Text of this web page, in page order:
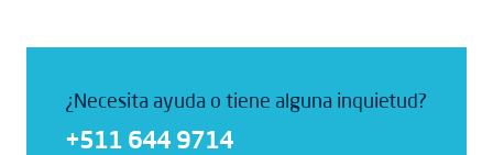
¿Necesita ayuda o tiene alguna inquietud?
+511 644 9714